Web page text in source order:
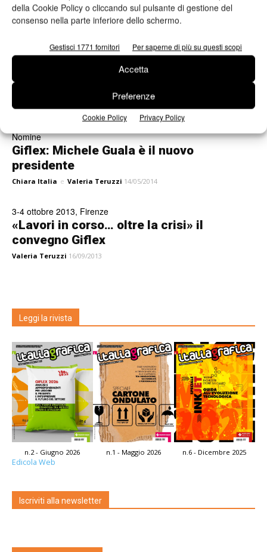
della Cookie Policy o cliccando sul pulsante di gestione del
consenso nella parte inferiore dello schermo.
Gestisci 1771 fornitori Per saperne di più su questi scopi
Accetta
Preferenze
Cookie Policy Privacy Policy
Nei giorni 19 e 20 novembre 2015 si terrà a Napoli “Advances in
the packaging Industry”.
Imballaggio flessibile
Giflex, il presente e il futuro
dell’Associazione
Valeria Teruzzi
Nomine
Giflex: Michele Guala è il nuovo
presidente
Chiara Italia e Valeria Teruzzi 14/05/2014
3-4 ottobre 2013, Firenze
«Lavori in corso… oltre la crisi» il
convegno Giflex
Valeria Teruzzi 16/09/2013
Leggi la rivista
n.2 - Giugno 2026 n.1 - Maggio 2026 n.6 - Dicembre 2025
Edicola Web
Iscriviti alla newsletter